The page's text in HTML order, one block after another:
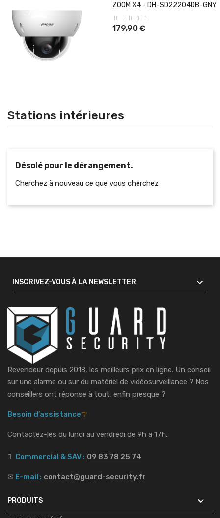
ZOOM X4 - DH-SD22204DB-GNY
179,90 €
Stations intérieures
Désolé pour le dérangement.
Cherchez à nouveau ce que vous cherchez
INSCRIVEZ-VOUS À LA NEWSLETTER 
Revendeur depuis 2018, les meilleurs prix en ligne. Un conseil
sur une alarme ou sur du matériel de vidéosurveillance ? Nos
conseillers ont réponse à tout, enfin presque ?
Besoin d’assistance ❔
Contactez-les du lundi au vendredi de 9h à 17h.
Commercial & SAV : 09 83 78 25 74
✉ E-mail : contact@guard-security.fr
PRODUITS 